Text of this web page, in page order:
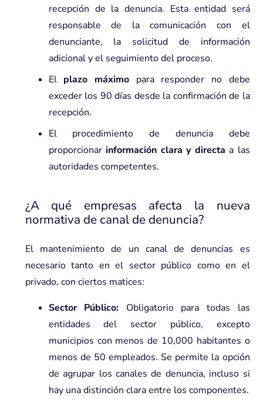
recepción de la denuncia. Esta entidad será
responsable de la comunicación con el
denunciante, la solicitud de información
adicional y el seguimiento del proceso.
El plazo máximo para responder no debe
exceder los 90 días desde la confirmación de la
recepción.
El procedimiento de denuncia debe
proporcionarinformación clara y directa a las
autoridades competentes.
¿A qué empresas afecta la nueva
normativa de canal de denuncia?
El mantenimiento de un canal de denuncias es
necesario tanto en el sector público como en el
privado, con ciertos matices:
Sector Público: Obligatorio para todas las
entidades del sector público, excepto
municipios con menos de 10,000 habitantes o
menos de 50 empleados. Se permite la opción
de agrupar los canales de denuncia, incluso si
hay una distinción clara entre los componentes.